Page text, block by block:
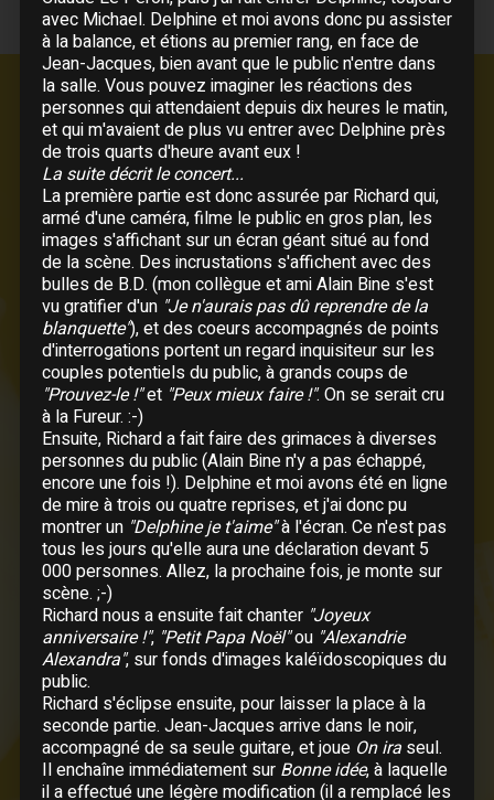
Liste des chansons
On ira
Bonne idée
La vie par procuration
Ne lui dis pas
Tout était dit
Elle attend
Le rapt
Pas toi
Elle a fait un bébé toute seule
Le coureur
Là-bas
Natacha
Quand tu danses
A nos actes manqués
Nos mains
Je te donne
Peur de rien blues
Au bout de mes rêves
Il suffira d'un signe
Quand la musique est bonne
Sache que je
Pour que tu m'aimes encore
avec Michael. Delphine et moi avons donc pu assister
à la balance, et étions au premier rang, en face de
Jean-Jacques, bien avant que le public n'entre dans
la salle. Vous pouvez imaginer les réactions des
personnes qui attendaient depuis dix heures le matin,
et qui m'avaient de plus vu entrer avec Delphine près
de trois quarts d'heure avant eux !
La suite décrit le concert...
La première partie est donc assurée par Richard qui,
armé d'une caméra, filme le public en gros plan, les
images s'affichant sur un écran géant situé au fond
de la scène. Des incrustations s'affichent avec des
bulles de B.D. (mon collègue et ami Alain Bine s'est
vu gratifier d'un "Je n'aurais pas dû reprendre de la
blanquette"), et des coeurs accompagnés de points
d'interrogations portent un regard inquisiteur sur les
couples potentiels du public, à grands coups de
"Prouvez-le !"et "Peux mieux faire !". On se serait cru
à la Fureur. :-)
Ensuite, Richard a fait faire des grimaces à diverses
personnes du public (Alain Bine n'y a pas échappé,
encore une fois !). Delphine et moi avons été en ligne
de mire à trois ou quatre reprises, et j'ai donc pu
montrer un "Delphine je t'aime"à l'écran. Ce n'est pas
tous les jours qu'elle aura une déclaration devant 5
000 personnes. Allez, la prochaine fois, je monte sur
scène. ;-)
Richard nous a ensuite fait chanter "Joyeux
anniversaire !", "Petit Papa Noël"ou "Alexandrie
Alexandra", sur fonds d'images kaléïdoscopiques du
public.
Richard s'éclipse ensuite, pour laisser la place à la
seconde partie. Jean-Jacques arrive dans le noir,
accompagné de sa seule guitare, et joue On iraseul.
Il enchaîne immédiatement sur Bonne idée, à laquelle
il a effectué une légère modification (il a remplacé les